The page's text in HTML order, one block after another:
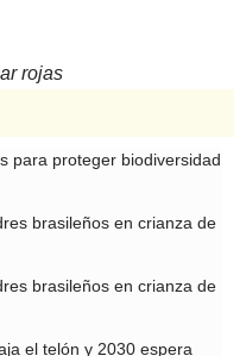
rojas
para proteger biodiversidad
brasileños en crianza de
brasileños en crianza de
el telón y 2030 espera